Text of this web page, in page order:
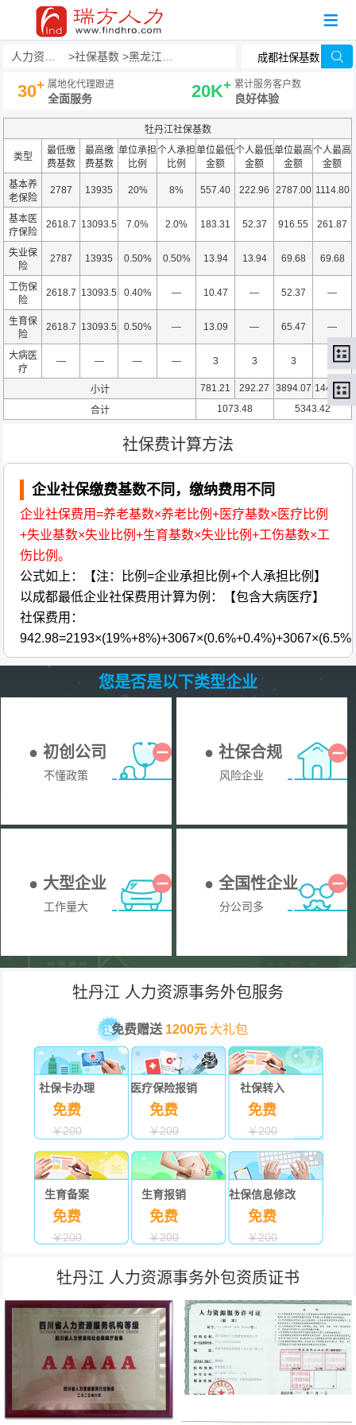
社保基数 黑龙江社保基数
30+ 属地化代理跟进
全面服务 20K+ 累计服务客户数
良好体验
牡丹江社保基数
类型
最低缴
费基数
最高缴
费基数
单位承担
比例
个人承担
比例
单位最低
金额
个人最低
金额
单位最高
金额
个人最高
金额
基本养
老保险
2787 13935 20% 8% 557.40 222.96 2787.00 1114.80
基本医
疗保险
2618.7 13093.5 7.0% 2.0% 183.31 52.37 916.55 261.87
失业保
险
2787 13935 0.50% 0.50% 13.94 13.94 69.68 69.68
工伤保
险
2618.7 13093.5 0.40% — 10.47 — 52.37 —
生育保
险
2618.7 13093.5 0.50% — 13.09 — 65.47 —
大病医
疗
— — — — 3 3 3 3
小计 781.21 292.27 3894.07 1449.35
合计
1073.48 5343.42
社保费计算方法
企业社保缴费基数不同，缴纳费用不同
企业社保费用=养老基数×养老比例+医疗基数×医疗比例
+失业基数×失业比例+生育基数×失业比例+工伤基数×工
伤比例。
公式如上：【注：比例=企业承担比例+个人承担比例】
以成都最低企业社保费用计算为例：【包含大病医疗】
社保费用：
您是否是以下类型企业
● 初创公司
不懂政策
● 社保合规
风险企业
● 大型企业
工作量大
● 全国性企业
分公司多
牡丹江 人力资源事务外包服务
免费赠送 1200元 大礼包
社保卡办理
免费
￥200
医疗保险报销
免费
￥200
社保转入
免费
￥200
生育备案
免费
￥200
生育报销
免费
￥200
社保信息修改
免费
￥200
牡丹江 人力资源事务外包资质证书